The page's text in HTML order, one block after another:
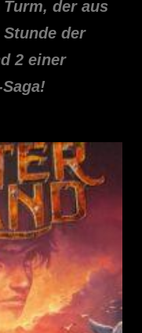
der aus
der
2 einer